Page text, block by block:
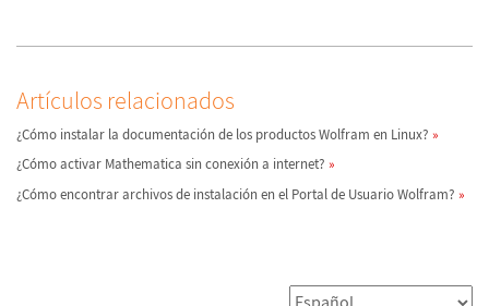
Artículos relacionados
¿Cómo instalar la documentación de los productos Wolfram en Linux?
¿Cómo activar Mathematica sin conexión a internet?
¿Cómo encontrar archivos de instalación en el Portal de Usuario Wolfram?